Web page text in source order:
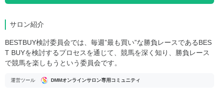
サロン紹介
BESTBUY検討委員会では、毎週”最も買い”な勝負レースであるBES
T BUYを検討するプロセスを通じて、競馬を深く知り、勝負レース
で競馬を楽しもうという委員会です。
運営ツール DMMオンラインサロン専用コミュニティ